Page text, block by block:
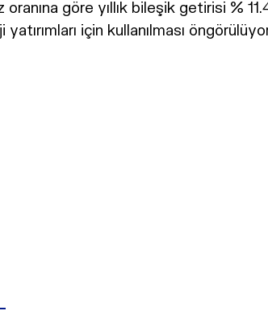
göre yıllık bileşik getirisi %
için kullanılması